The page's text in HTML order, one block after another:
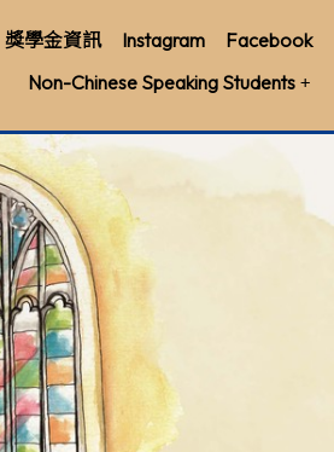
獎學金資訊 Instagram
Facebook
Non-Chinese Speaking Students